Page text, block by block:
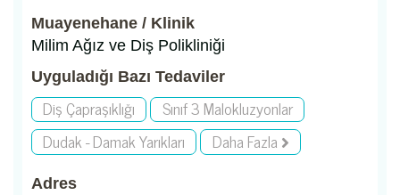
Muayenehane / Klinik
Milim Ağız ve Diş Polikliniği
Uyguladığı Bazı Tedaviler
Diş Çapraşıklığı
Sınıf 3 Malokluzyonlar
Dudak - Damak Yarıkları
Daha Fazla
Adres